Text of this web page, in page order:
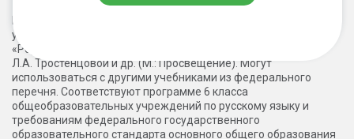
Наши учебные пособия ориентированы на работу по
учебникам О.М. Александровой и др. (М.: Просвещение,
«Родной русский язык»), М.Т. Баранова, Т.А. Ладыженской,
Л.А. Тростенцовой и др. (М.: Просвещение). Могут
использоваться с другими учебниками из федерального
перечня. Соответствуют программе 6 класса
общеобразовательных учреждений по русскому языку и
требованиям федерального государственного
образовательного стандарта основного общего образования